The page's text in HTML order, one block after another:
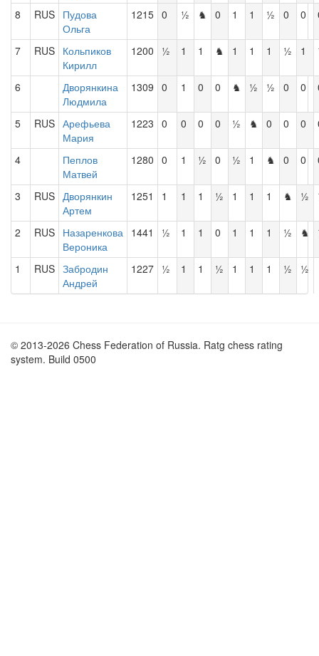
8 RUS Пудова
Ольга
1215 0 ½ ♞ 0 1 1 ½ 0 0
7 RUS Кольпиков
Кирилл
1200 ½ 1 1 ♞ 1 1 1 ½ 1
6
Дворянкина
Людмила
1309 0 1 0 0 ♞ ½ ½ 0 0
5 RUS Арефьева
Мария
1223 0 0 0 0 ½ ♞ 0 0 0
4
Пеплов
Матвей
1280 0 1 ½ 0 ½ 1 ♞ 0 0
3 RUS Дворянкин
Артем
1251 1 1 1 ½ 1 1 1 ♞ ½
2 RUS Назаренкова
Вероника
1441 ½ 1 1 0 1 1 1 ½ ♞
1 RUS Забродин
Андрей
1227 ½ 1 1 ½ 1 1 1 ½ ½
© 2013-2026 Chess Federation of Russia. Ratg chess rating
system. Build 0500